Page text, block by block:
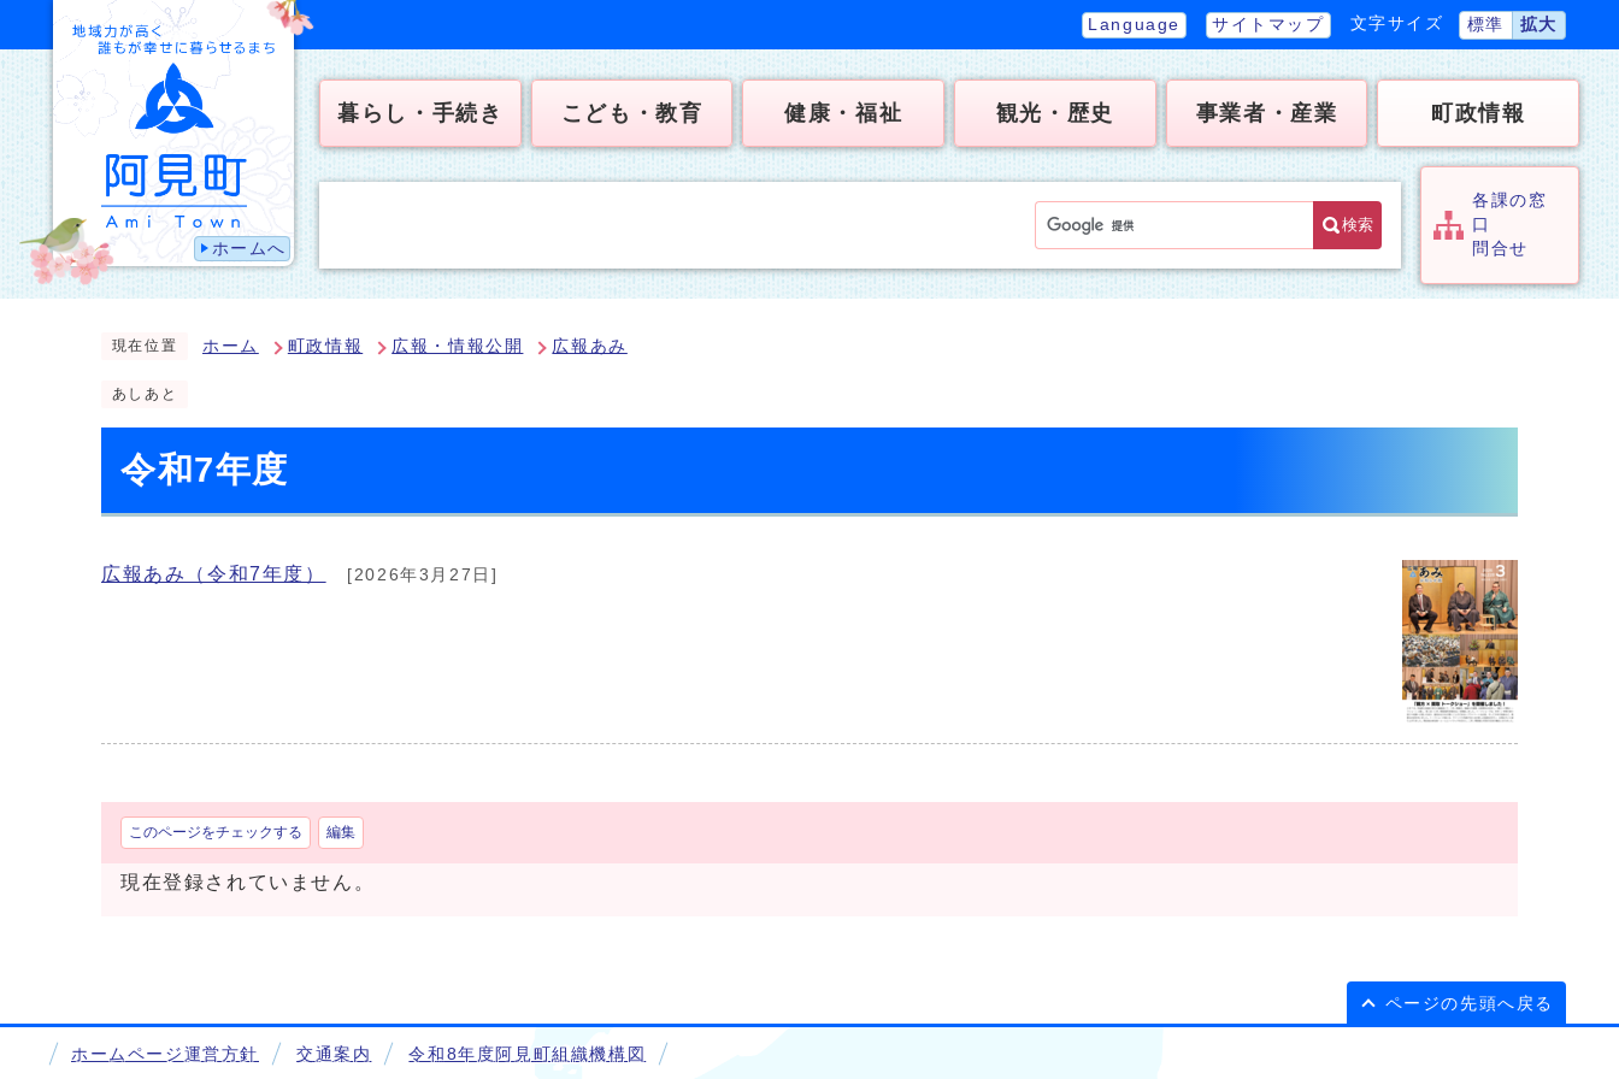
ホームへ
Language サイトマップ 文字サイズ 標準 拡大
暮らし・手続き こども・教育 健康・福祉 観光・歴史 事業者・産業 町政情報
検索
各課の窓
口
問合せ
現在位置 ホーム 町政情報 広報・情報公開 広報あみ
あしあと
令和7年度
広報あみ（令和7年度） [2026年3月27日]
このページをチェックする 編集
現在登録されていません。
ページの先頭へ戻る
ホームページ運営方針 交通案内 令和8年度阿見町組織機構図